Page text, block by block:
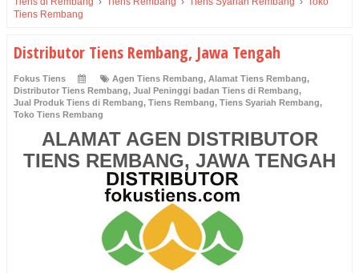
Tiens Rembang
Distributor Tiens Rembang, Jawa Tengah
Fokus Tiens Agen Tiens Rembang, Alamat Tiens Rembang,
Distributor Tiens Rembang, Jual Peninggi badan Tiens di Rembang,
Jual Produk Tiens di Rembang, Tiens Rembang, Tiens Syariah Rembang,
Toko Tiens Rembang
ALAMAT AGEN DISTRIBUTOR
TIENS REMBANG, JAWA TENGAH